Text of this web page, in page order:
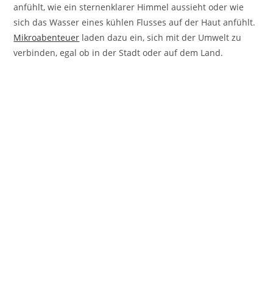
anfühlt, wie ein sternenklarer Himmel aussieht oder wie
sich das Wasser eines kühlen Flusses auf der Haut anfühlt.
Mikroabenteuer laden dazu ein, sich mit der Umwelt zu
verbinden, egal ob in der Stadt oder auf dem Land.